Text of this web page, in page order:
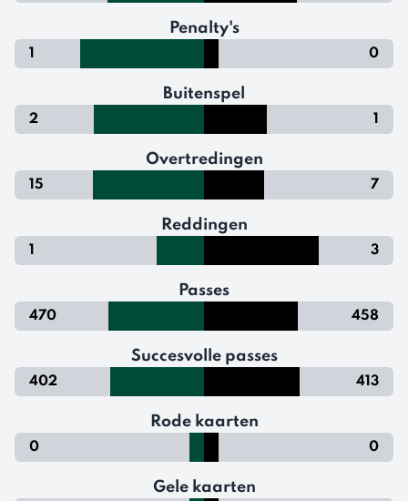
Penalty's
1 0
Buitenspel
2 1
Overtredingen
15 7
Reddingen
1 3
Passes
470 458
Succesvolle passes
402 413
Rode kaarten
0 0
Gele kaarten